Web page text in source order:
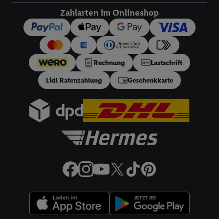
Zahlarten im Onlineshop
Rechnung Lastschrift
Lidl Ratenzahlung Geschenkkarte
Netzbetreiber weiter, der anhand der IP-Adresse und einer
Kundenkonto-Referenz, wie z.B. Ihrer Mobilfunknummer, eine
Kennung für Utiq erstellt. Wir werden diese Kennung
verwenden, um Sie wiederzuerkennen und Erkenntnisse über
Ihr Nutzungsverhalten in den Lidl-Diensten zu erfassen.
Insbesondere können Sie mittels dieser Technologie auch auf
Diensten wiedererkannt werden, die von Dritten betrieben
ausspielen können. Sie können Ihre Einwilligung speziell zur
Nutzung der Utiq-Technologie - zusätzlich zur weiter unten
erläuterten Möglichkeit, Ihre Einwilligung generell zu
widerrufen - jederzeit auch überdas Datenschutzportal von
Telekommunikations-basierten Utiq-Technologie für digitales
Marketing“ am unteren Ende dieser Einwilligung (nur für die
Datenschutzbestimmungen von Utiq.
Durch einen Klick auf „Ablehnen“ können Sie nur den Einsatz